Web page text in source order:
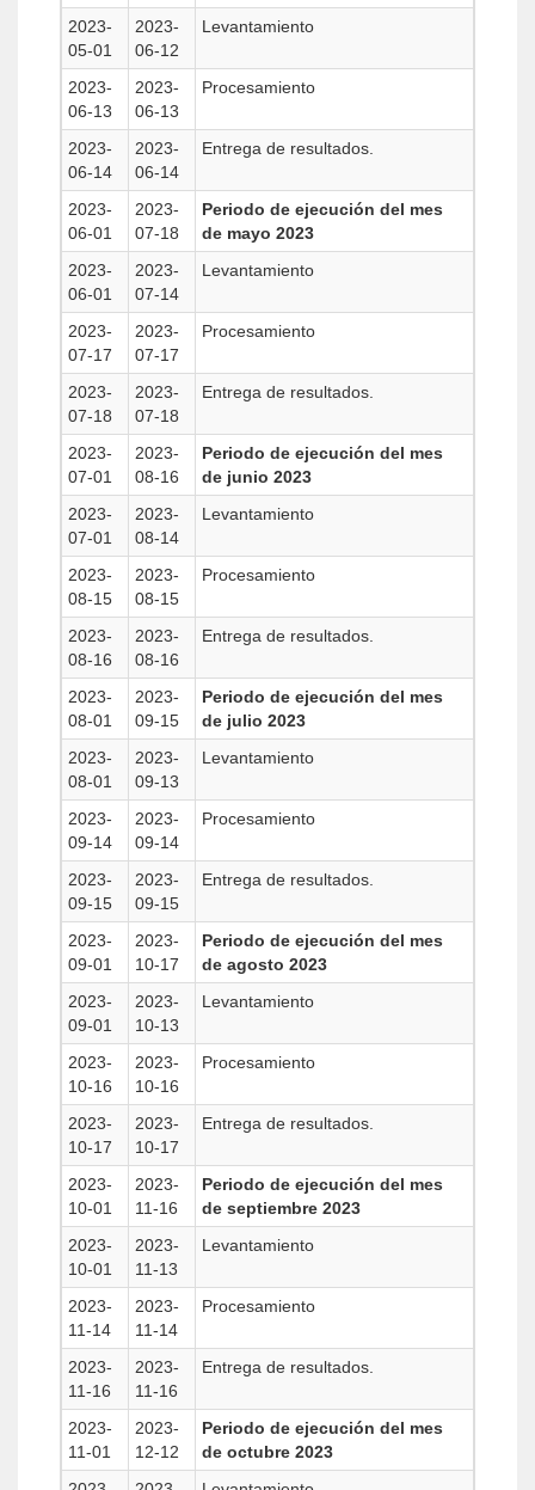
2023-
05-01
2023-
06-12
Levantamiento
2023-
06-13
2023-
06-13
Procesamiento
2023-
06-14
2023-
06-14
Entrega de resultados.
2023-
06-01
2023-
07-18
Periodo de ejecución del mes
de mayo 2023
2023-
06-01
2023-
07-14
Levantamiento
2023-
07-17
2023-
07-17
Procesamiento
2023-
07-18
2023-
07-18
Entrega de resultados.
2023-
07-01
2023-
08-16
Periodo de ejecución del mes
de junio 2023
2023-
07-01
2023-
08-14
Levantamiento
2023-
08-15
2023-
08-15
Procesamiento
2023-
08-16
2023-
08-16
Entrega de resultados.
2023-
08-01
2023-
09-15
Periodo de ejecución del mes
de julio 2023
2023-
08-01
2023-
09-13
Levantamiento
2023-
09-14
2023-
09-14
Procesamiento
2023-
09-15
2023-
09-15
Entrega de resultados.
2023-
09-01
2023-
10-17
Periodo de ejecución del mes
de agosto 2023
2023-
09-01
2023-
10-13
Levantamiento
2023-
10-16
2023-
10-16
Procesamiento
2023-
10-17
2023-
10-17
Entrega de resultados.
2023-
10-01
2023-
11-16
Periodo de ejecución del mes
de septiembre 2023
2023-
10-01
2023-
11-13
Levantamiento
2023-
11-14
2023-
11-14
Procesamiento
2023-
11-16
2023-
11-16
Entrega de resultados.
2023-
11-01
2023-
12-12
Periodo de ejecución del mes
de octubre 2023